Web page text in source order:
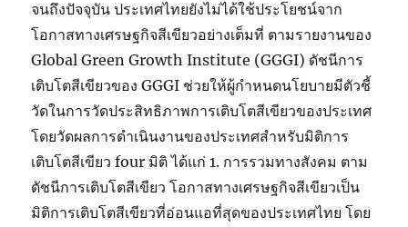
จนถึงปัจจุบัน ประเทศไทยยังไม่ได้ใช้ประโยชน์จาก
โอกาสทางเศรษฐกิจสีเขียวอย่างเต็มที่ ตามรายงานของ
Global Green Growth Institute (GGGI) ดัชนีการ
เติบโตสีเขียวของ GGGI ช่วยให้ผู้กำหนดนโยบายมีตัวชี้
วัดในการวัดประสิทธิภาพการเติบโตสีเขียวของประเทศ
โดยวัดผลการดำเนินงานของประเทศสำหรับมิติการ
เติบโตสีเขียว four มิติ ได้แก่ 1. การรวมทางสังคม ตาม
ดัชนีการเติบโตสีเขียว โอกาสทางเศรษฐกิจสีเขียวเป็น
มิติการเติบโตสีเขียวที่อ่อนแอที่สุดของประเทศไทย โดย